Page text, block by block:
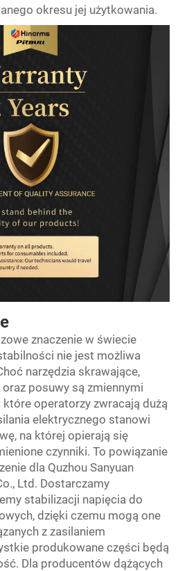
okresu jej użytkowania.
znaczenie w świecie
nie jest możliwa
narzędzia skrawające,
posuwy są zmiennymi
operatorzy zwracają dużą
elektrycznego stanowi
na której opierają się
czynniki. To powiązanie
dla Quzhou Sanyuan
Ltd. Dostarczamy
stabilizacji napięcia do
dzięki czemu mogą one
z zasilaniem
produkowane części będą
Dla producentów dążących